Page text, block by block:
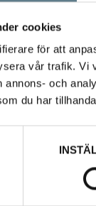
cookies
för att
vår trafik. Vi
annons- och
du har